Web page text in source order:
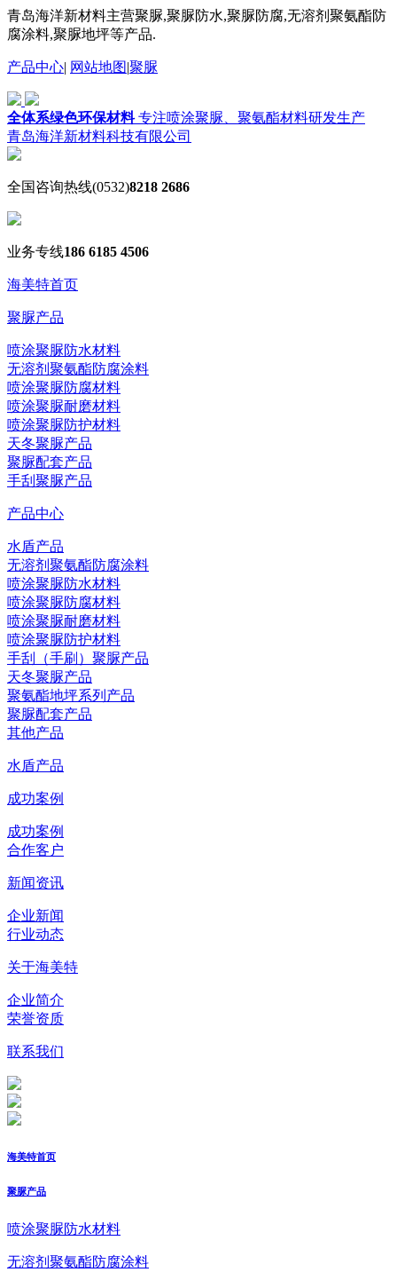
青岛海洋新材料主营聚脲,聚脲防水,聚脲防腐,无溶剂聚氨酯防
腐涂料,聚脲地坪等产品.
产品中心| 网站地图|聚脲
全体系绿色环保材料专注喷涂聚脲、聚氨酯材料研发生产
青岛海洋新材料科技有限公司
全国咨询热线(0532)8218 2686
业务专线186 6185 4506
海美特首页
聚脲产品
喷涂聚脲防水材料
无溶剂聚氨酯防腐涂料
喷涂聚脲防腐材料
喷涂聚脲耐磨材料
喷涂聚脲防护材料
天冬聚脲产品
聚脲配套产品
手刮聚脲产品
产品中心
水盾产品
无溶剂聚氨酯防腐涂料
喷涂聚脲防水材料
喷涂聚脲防腐材料
喷涂聚脲耐磨材料
喷涂聚脲防护材料
手刮（手刷）聚脲产品
天冬聚脲产品
聚氨酯地坪系列产品
聚脲配套产品
其他产品
水盾产品
成功案例
成功案例
合作客户
新闻资讯
企业新闻
行业动态
关于海美特
企业简介
荣誉资质
联系我们
海美特首页
聚脲产品
喷涂聚脲防水材料
无溶剂聚氨酯防腐涂料